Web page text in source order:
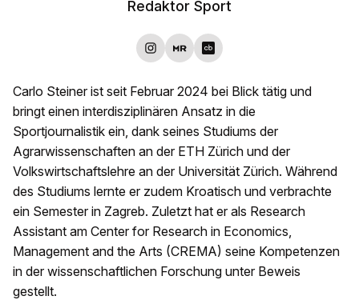
Redaktor Sport
Carlo Steiner ist seit Februar 2024 bei Blick tätig und
bringt einen interdisziplinären Ansatz in die
Sportjournalistik ein, dank seines Studiums der
Agrarwissenschaften an der ETH Zürich und der
Volkswirtschaftslehre an der Universität Zürich. Während
des Studiums lernte er zudem Kroatisch und verbrachte
ein Semester in Zagreb. Zuletzt hat er als Research
Assistant am Center for Research in Economics,
Management and the Arts (CREMA) seine Kompetenzen
in der wissenschaftlichen Forschung unter Beweis
gestellt.